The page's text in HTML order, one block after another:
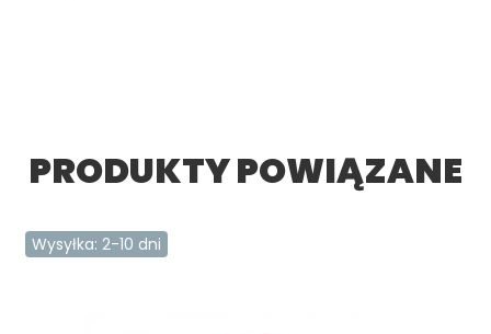
PRODUKTY POWIĄZANE
Wysyłka: 2-10 dni